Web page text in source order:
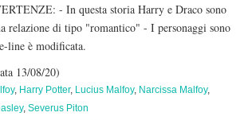
- In questa storia Harry e Draco sono
relazione di tipo "romantico" - I personaggi sono
line è modificata.
13/08/20)
, Harry Potter, Lucius Malfoy, Narcissa Malfoy,
, Severus Piton